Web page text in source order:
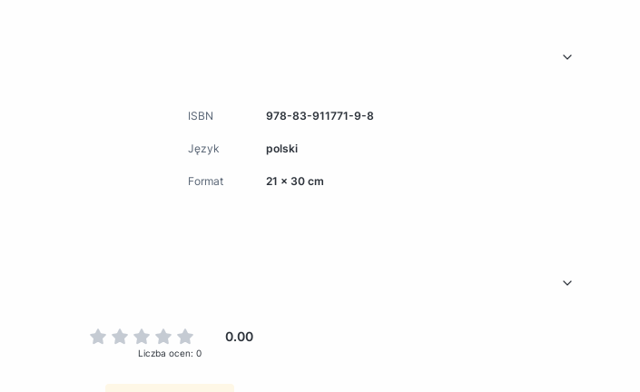
ISBN 978-83-911771-9-8
Język polski
Format 21 x 30 cm
0.00
Liczba ocen: 0